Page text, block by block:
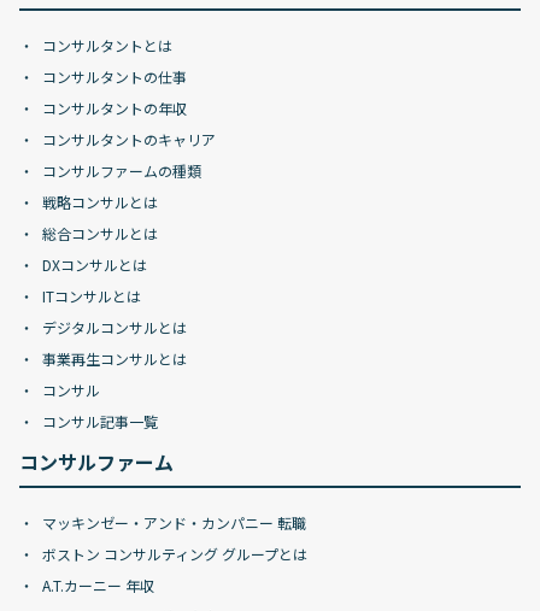
コンサルタントとは
コンサルタントの仕事
コンサルタントの年収
コンサルタントのキャリア
コンサルファームの種類
戦略コンサルとは
総合コンサルとは
DXコンサルとは
ITコンサルとは
デジタルコンサルとは
事業再生コンサルとは
コンサル
コンサル記事一覧
コンサルファーム
マッキンゼー・アンド・カンパニー 転職
ボストン コンサルティング グループとは
A.T.カーニー 年収